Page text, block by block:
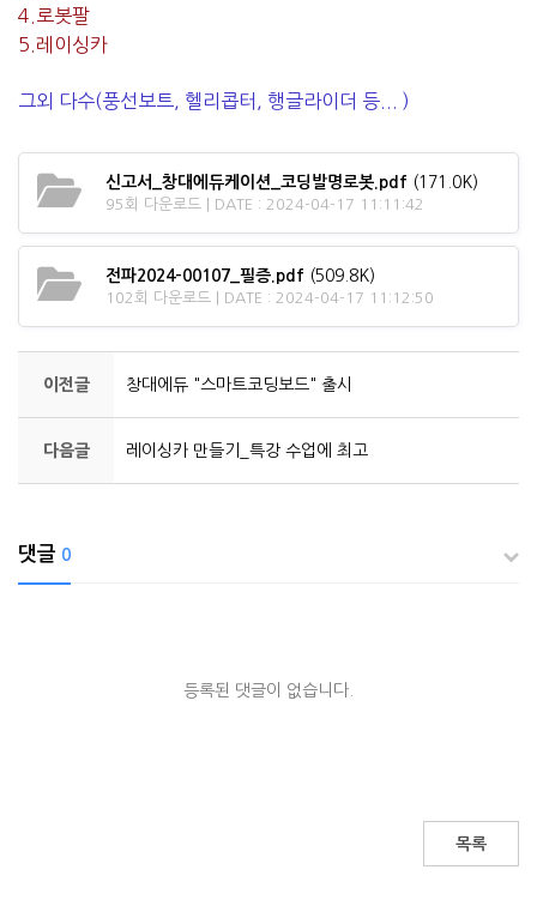
4.로봇팔
5.레이싱카
그외 다수(풍선보트, 헬리콥터, 행글라이더 등... )
신고서_창대에듀케이션_코딩발명로봇.pdf (171.0K)
95회 다운로드 | DATE : 2024-04-17 11:11:42
전파2024-00107_필증.pdf (509.8K)
102회 다운로드 | DATE : 2024-04-17 11:12:50
이전글 창대에듀 "스마트코딩보드" 출시
다음글 레이싱카 만들기_특강 수업에 최고
댓글 0
등록된 댓글이 없습니다.
목록